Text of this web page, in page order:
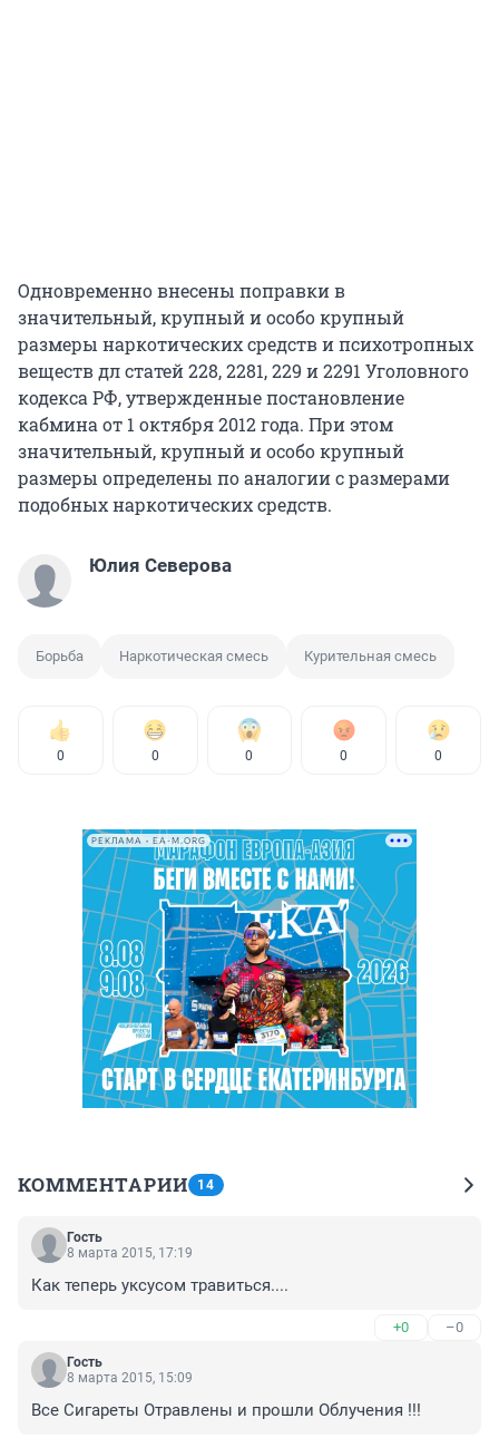
Одновременно внесены поправки в
значительный, крупный и особо крупный
размеры наркотических средств и психотропных
веществ дл статей 228, 2281, 229 и 2291 Уголовного
кодекса РФ, утвержденные постановление
кабмина от 1 октября 2012 года. При этом
значительный, крупный и особо крупный
размеры определены по аналогии с размерами
подобных наркотических средств.
Юлия Северова
Борьба Наркотическая смесь Курительная смесь
0 0 0 0 0
РЕКЛАМА • EA-M.ORG
КОММЕНТАРИИ 14
Гость
8 марта 2015, 17:19
Как теперь уксусом травиться....
+0 –0
Гость
8 марта 2015, 15:09
Все Сигареты Отравлены и прошли Облучения !!!